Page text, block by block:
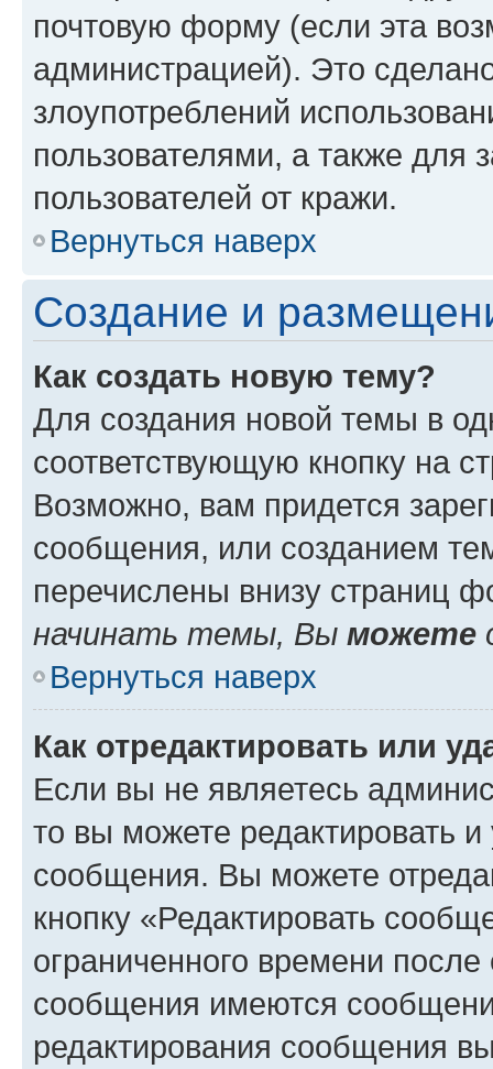
почтовую форму (если эта
администрацией). Это
злоупотреблений
пользователями, а также для
пользователей от кражи.
Вернуться наверх
Создание и
Как создать новую тему?
Для создания новой темы в
соответствующую кнопку на
Возможно, вам придется
сообщения, или созданием
перечислены внизу страниц
начинать темы, Вы можете
Вернуться наверх
Как отредактировать или
Если вы не являетесь
то вы можете редактировать
сообщения. Вы можете
кнопку «Редактировать
ограниченного времени
сообщения имеются
редактирования сообщения